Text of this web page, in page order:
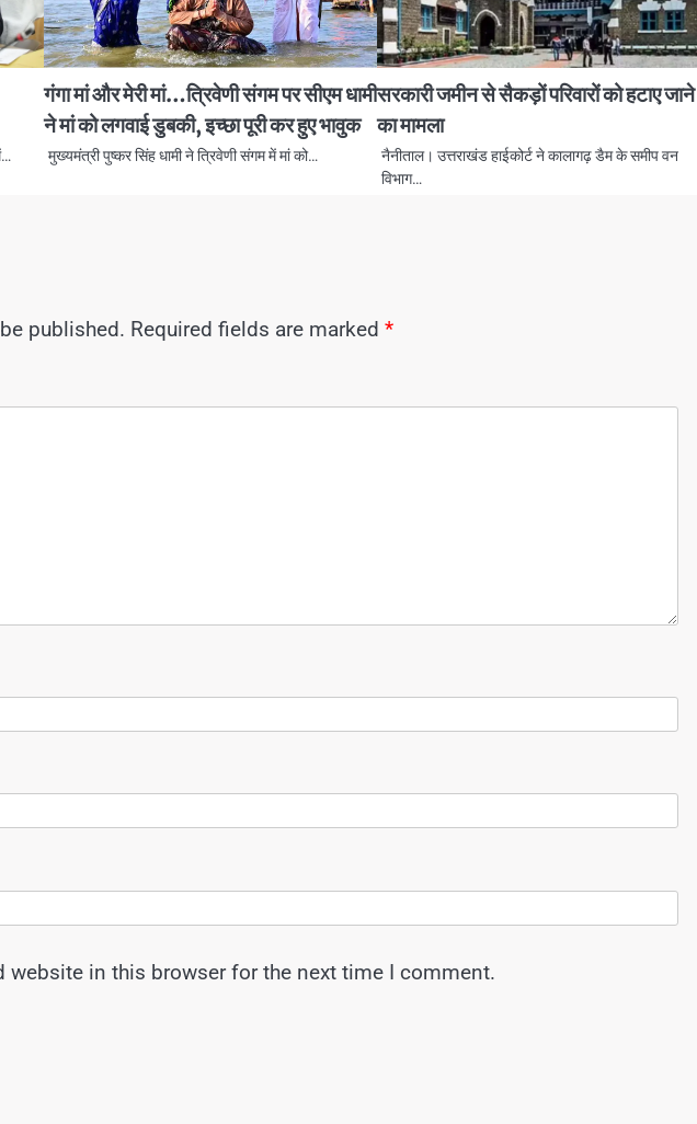
गंगा मां और मेरी मां…त्रिवेणी संगम पर सीएम धामी
ने मां को लगवाई डुबकी, इच्छा पूरी कर हुए भावुक
मुख्यमंत्री पुष्कर सिंह धामी ने त्रिवेणी संगम में मां को…
सरकारी जमीन से सैकड़ों परिवारों को हटाए जाने
का मामला
नैनीताल। उत्तराखंड हाईकोर्ट ने कालागढ़ डैम के समीप वन
विभाग…
published. Required fields are marked *
website in this browser for the next time I comment.